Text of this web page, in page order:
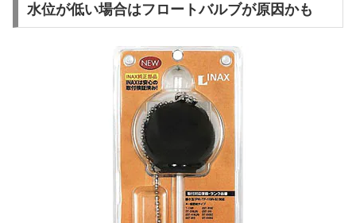
水位が低い場合はフロートバルブが原因かも